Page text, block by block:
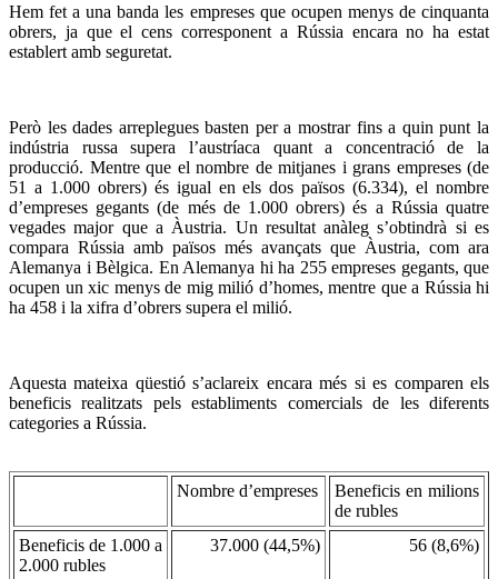
Hem fet a una banda les empreses que ocupen menys de cinquanta
obrers, ja que el cens corresponent a Rússia encara no ha estat
establert amb seguretat.
Però les dades arreplegues basten per a mostrar fins a quin punt la
indústria russa supera l’austríaca quant a concentració de la
producció. Mentre que el nombre de mitjanes i grans empreses (de
51 a 1.000 obrers) és igual en els dos països (6.334), el nombre
d’empreses gegants (de més de 1.000 obrers) és a Rússia quatre
vegades major que a Àustria. Un resultat anàleg s’obtindrà si es
compara Rússia amb països més avançats que Àustria, com ara
Alemanya i Bèlgica. En Alemanya hi ha 255 empreses gegants, que
ocupen un xic menys de mig milió d’homes, mentre que a Rússia hi
ha 458 i la xifra d’obrers supera el milió.
Aquesta mateixa qüestió s’aclareix encara més si es comparen els
beneficis realitzats pels establiments comercials de les diferents
categories a Rússia.
Nombre d’empreses
Beneficis en milions
de rubles
Beneficis de 1.000 a
2.000 rubles
37.000 (44,5%) 56 (8,6%)